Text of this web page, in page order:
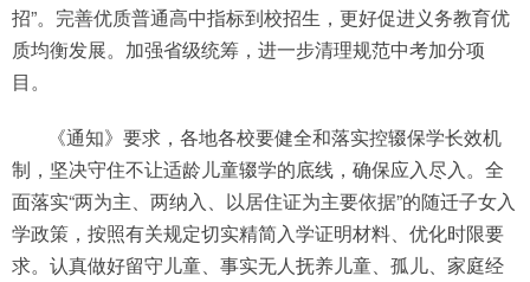
招”。完善优质普通高中指标到校招生，更好促进义务教育优
质均衡发展。加强省级统筹，进一步清理规范中考加分项
目。
《通知》要求，各地各校要健全和落实控辍保学长效机
制，坚决守住不让适龄儿童辍学的底线，确保应入尽入。全
面落实“两为主、两纳入、以居住证为主要依据”的随迁子女入
学政策，按照有关规定切实精简入学证明材料、优化时限要
求。认真做好留守儿童、事实无人抚养儿童、孤儿、家庭经